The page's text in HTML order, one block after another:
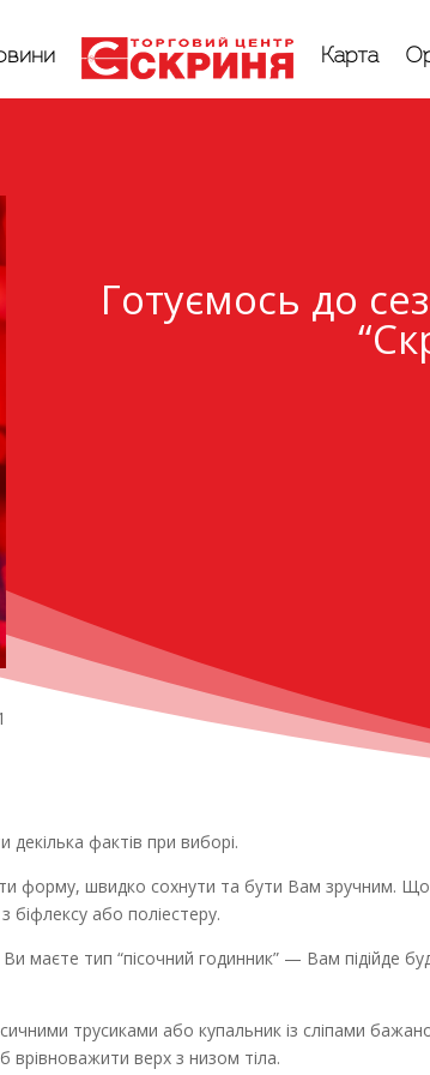
Карта
Готуємось до
фактів при виборі.
форму, швидко сохнути та бути Вам зручним.
біфлексу або поліестеру.
маєте тип “пісочний годинник” — Вам підійде
трусиками або купальник із сліпами
верх з низом тіла.